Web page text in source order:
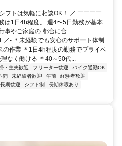
フトは気軽に相談OK！ ／ ￣￣￣￣
は1日4h程度、 週4〜5日勤務が基本
事やご家庭の 都合に合...
／- ＊未経験でも安心のサポート体制
の作業 ＊1日4h程度の勤務でプライベ
なく働ける ＊40～50代...
・主夫歓迎 フリーター歓迎
バイク通勤OK
問 未経験者歓迎 午前
経験者歓迎
長期歓迎 シフト制
長期休暇あり